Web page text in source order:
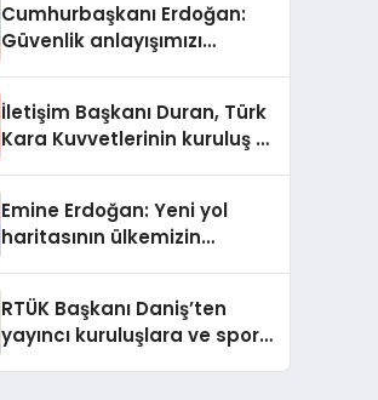
Cumhurbaşkanı Erdoğan:
Güvenlik anlayışımızı
İletişim Başkanı Duran, Türk
Kara Kuvvetlerinin kuruluş yıl
Emine Erdoğan: Yeni yol
haritasının ülkemizin
RTÜK Başkanı Daniş’ten
yayıncı kuruluşlara ve spor